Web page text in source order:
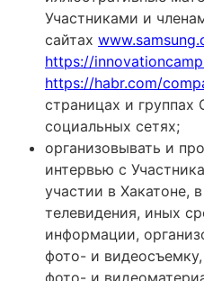
Участниками и
сайтах
https://
https://habr.com/
страницах и группах
социальных сетях;
организовывать и
интервью с
участии в Хакатоне,
телевидения, иных
информации,
фото- и
фото- и